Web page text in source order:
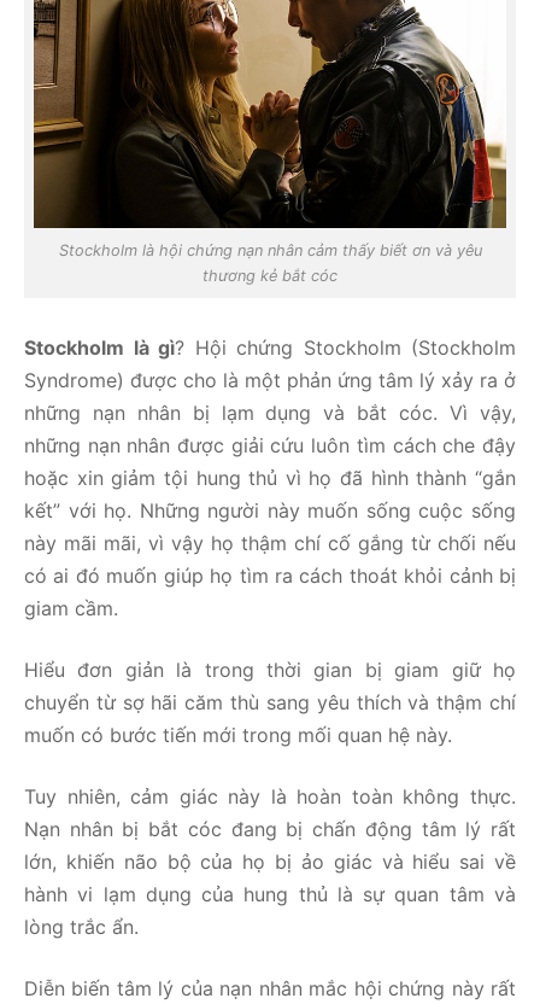
Stockholm là hội chứng nạn nhân cảm thấy biết ơn và yêu
thương kẻ bắt cóc
Stockholm là gì? Hội chứng Stockholm (Stockholm
Syndrome) được cho là một phản ứng tâm lý xảy ra ở
những nạn nhân bị lạm dụng và bắt cóc. Vì vậy,
những nạn nhân được giải cứu luôn tìm cách che đậy
hoặc xin giảm tội hung thủ vì họ đã hình thành “gắn
kết” với họ. Những người này muốn sống cuộc sống
này mãi mãi, vì vậy họ thậm chí cố gắng từ chối nếu
có ai đó muốn giúp họ tìm ra cách thoát khỏi cảnh bị
giam cầm.
Hiểu đơn giản là trong thời gian bị giam giữ họ
chuyển từ sợ hãi căm thù sang yêu thích và thậm chí
muốn có bước tiến mới trong mối quan hệ này.
Tuy nhiên, cảm giác này là hoàn toàn không thực.
Nạn nhân bị bắt cóc đang bị chấn động tâm lý rất
lớn, khiến não bộ của họ bị ảo giác và hiểu sai về
hành vi lạm dụng của hung thủ là sự quan tâm và
lòng trắc ẩn.
Diễn biến tâm lý của nạn nhân mắc hội chứng này rất